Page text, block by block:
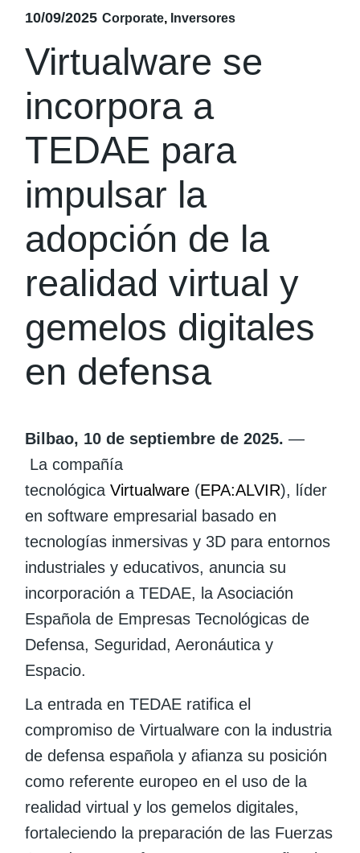
10/09/2025 Corporate Inversores
Virtualware se
incorpora a
TEDAE para
impulsar la
adopción de la
realidad virtual y
gemelos digitales
en defensa
Bilbao, 10 de septiembre de 2025. —
La compañía
tecnológicaVirtualware (EPA:ALVIR), líder
en software empresarial basado en
tecnologías inmersivas y 3D para entornos
industriales y educativos, anuncia su
incorporación a TEDAE, la Asociación
Española de Empresas Tecnológicas de
Defensa, Seguridad, Aeronáutica y
Espacio.
La entrada en TEDAE ratifica el
compromiso de Virtualware con la industria
de defensa española y afianza su posición
como referente europeo en el uso de la
realidad virtual y los gemelos digitales,
fortaleciendo la preparación de las Fuerzas